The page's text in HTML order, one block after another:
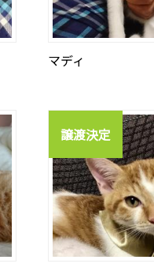
マディ
譲渡決定